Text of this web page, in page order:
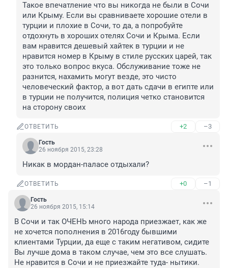
Такое впечатление что вы никогда не были в Сочи
или Крыму. Если вы сравниваете хорошие отели в
турции и плохие в Сочи, то да, а попробуйте
отдохнуть в хороших отелях Сочи и Крыма. Если
вам нравится дешевый хайтек в турции и не
нравится номер в Крыму в стиле русских царей, так
это только вопрос вкуса. Обслуживание тоже не
разнится, нахамить могут везде, это чисто
человеческий фактор, а вот дать сдачи в египте или
в турции не получится, полиция четко становится
на сторону своих
ОТВЕТИТЬ +2 –3
Гость
26 ноября 2015, 23:28
Никак в мордан-паласе отдыхали?
ОТВЕТИТЬ +0 –1
Гость
26 ноября 2015, 15:14
В Сочи и так ОЧЕНЬ много народа приезжает, как же
не хочется пополнения в 2016году бывшими
клиентами Турции, да еще с таким негативом, сидите
Вы лучше дома в таком случае, чем это все слушать.
Не нравится в Сочи и не приезжайте туда- нытики.